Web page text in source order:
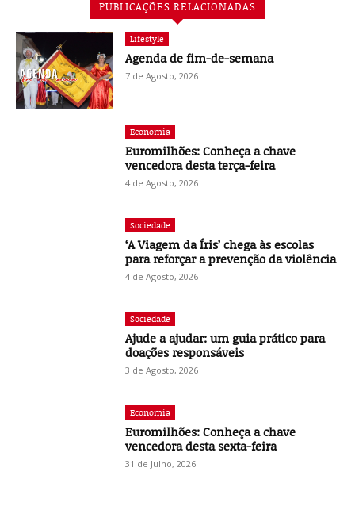
PUBLICAÇÕES RELACIONADAS
Lifestyle
Agenda de fim-de-semana
7 de Agosto, 2026
Economia
Euromilhões: Conheça a chave
vencedora desta terça-feira
4 de Agosto, 2026
Sociedade
‘A Viagem da Íris’ chega às escolas
para reforçar a prevenção da violência
4 de Agosto, 2026
Sociedade
Ajude a ajudar: um guia prático para
doações responsáveis
3 de Agosto, 2026
Economia
Euromilhões: Conheça a chave
vencedora desta sexta-feira
31 de Julho, 2026